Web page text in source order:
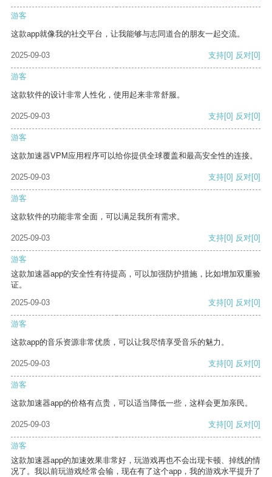
游客
这款app就像我的社交平台，让我能够与志同道合的朋友一起交流。
2025-09-03 支持[0] 反对[0]
游客
这款软件的设计非常人性化，使用起来非常舒服。
2025-09-03 支持[0] 反对[0]
游客
这款加速器VPM应用程序可以给你提供全球覆盖和最高安全性的连接。
2025-09-03 支持[0] 反对[0]
游客
这款软件的功能非常全面，可以满足我所有需求。
2025-09-03 支持[0] 反对[0]
游客
这款加速器app的安全性有待提高，可以加强防护措施，比如增加双重验
证。
2025-09-03
支持[0] 反对[0]
游客
这款app的音乐资源非常优质，可以让我尽情享受音乐的魅力。
2025-09-03 支持[0] 反对[0]
游客
这款加速器app的价格有点贵，可以适当降低一些，这样会更加亲民。
2025-09-03 支持[0] 反对[0]
游客
这款加速器app的加速效果非常好，玩游戏再也不会出现卡顿、掉线的情
况了。我以前玩游戏经常会输，现在有了这个app，我的游戏水平提升了